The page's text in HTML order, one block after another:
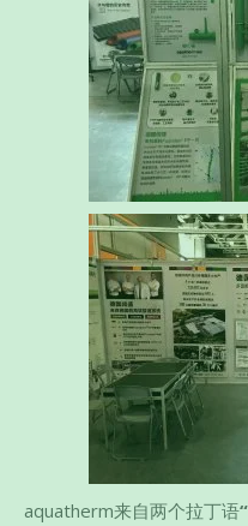
aquatherm来自两个拉丁语